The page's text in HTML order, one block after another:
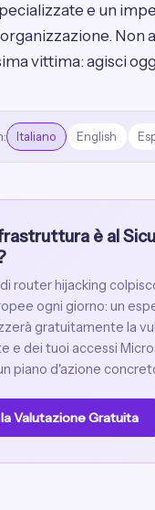
e un
Non
vittima: agisci
Italiano English
è al
router hijacking
ogni giorno: un
gratuitamente la
e dei tuoi accessi
piano d'azione
Valutazione Gratuita